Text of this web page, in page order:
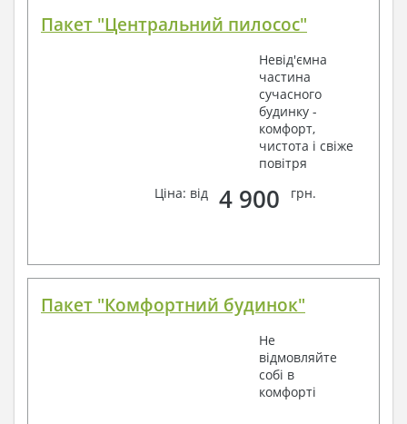
Пакет "Центральний пилосос"
Невід'ємна
частина
сучасного
будинку -
комфорт,
чистота і свіже
повітря
Ціна: від
4 900 грн.
Пакет "Комфортний будинок"
Не
відмовляйте
собі в
комфорті